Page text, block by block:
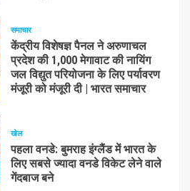
समाचार
केंद्रीय विशेषज्ञ पैनल ने अरुणाचल
प्रदेश की 1,000 मेगावाट की नायिंग
जल विद्युत परियोजना के लिए पर्यावरण
मंजूरी को मंजूरी दी | भारत समाचार
खेल
पहला वनडे: बुमराह इंग्लैंड में भारत के
लिए सबसे ज्यादा वनडे विकेट लेने वाले
गेंदबाज बने